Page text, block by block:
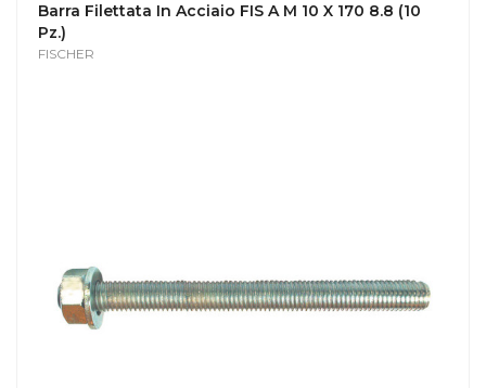
Barra Filettata In Acciaio FIS A M 10 X 170 8.8 (10
Pz.)
FISCHER